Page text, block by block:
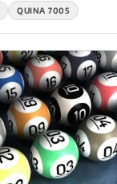
QUINA 7005